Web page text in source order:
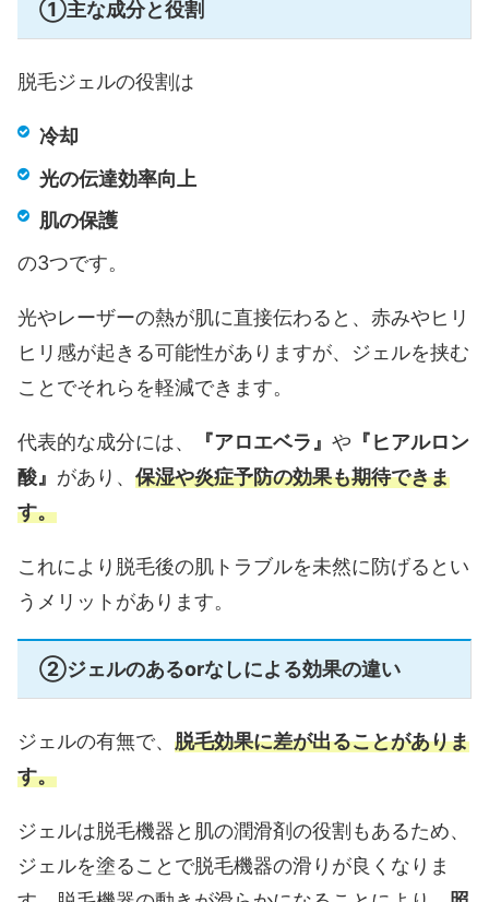
①主な成分と役割
脱毛ジェルの役割は
冷却
光の伝達効率向上
肌の保護
の3つです。
光やレーザーの熱が肌に直接伝わると、赤みやヒリ
ヒリ感が起きる可能性がありますが、ジェルを挟む
ことでそれらを軽減できます。
代表的な成分には、 『アロエベラ』 や 『ヒアルロン
酸』 があり、 保湿や炎症予防の効果も期待できま
す。
これにより脱毛後の肌トラブルを未然に防げるとい
うメリットがあります。
②ジェルのあるorなしによる効果の違い
ジェルの有無で、 脱毛効果に差が出ることがありま
す。
ジェルは脱毛機器と肌の潤滑剤の役割もあるため、
ジェルを塗ることで脱毛機器の滑りが良くなりま